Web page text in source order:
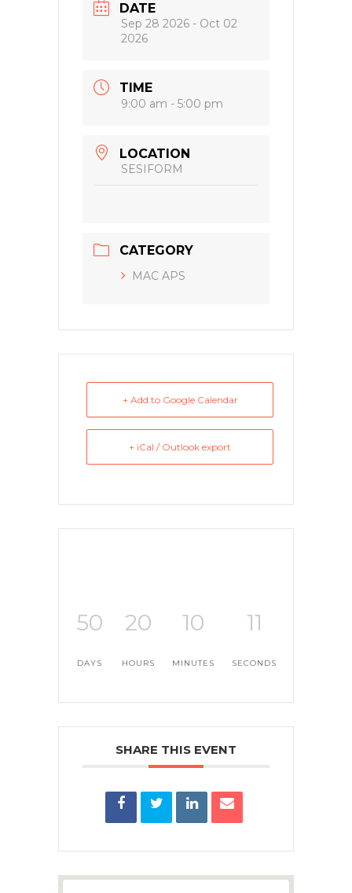
DATE
Sep 28 2026 - Oct 02
2026
TIME
9:00 am - 5:00 pm
LOCATION
SESIFORM
CATEGORY
MAC APS
+ Add to Google Calendar
+ iCal / Outlook export
50
DAYS
20
HOURS
10
MINUTES
11
SECONDS
SHARE THIS EVENT